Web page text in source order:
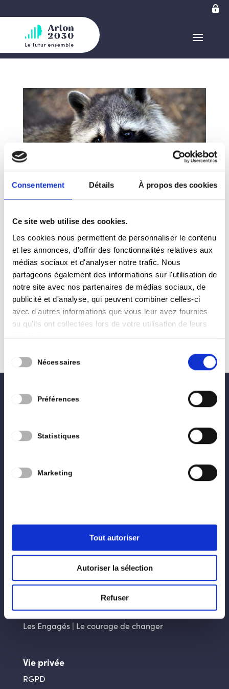
Consentement Détails À propos des cookies
Ce site web utilise des cookies.
Les cookies nous permettent de personnaliser le contenu
et les annonces, d'offrir des fonctionnalités relatives aux
médias sociaux et d'analyser notre trafic. Nous
partageons également des informations sur l'utilisation de
notre site avec nos partenaires de médias sociaux, de
publicité et d'analyse, qui peuvent combiner celles-ci
avec d'autres informations que vous leur avez fournies
ou qu'ils ont collectées lors de votre utilisation de leurs
services.
Nécessaires
Préférences
Statistiques
Marketing
Tout autoriser
Autoriser la sélection
Refuser
Compte rendu du conseil communal – 20 février
byPierre Philippe Balon|Fév 21, 2025|Conseil
Communal
Règlement d’ordre intérieur du Conseil
communal – approbation des modifications.
Quelques éléments ont été adaptés suite aux
évolutions législatives du Code de démocratie
0496 02 27 28
Nous
Contact
Liens utiles
La Province du Luxembourg
Génération Engagée
Les Engagés | Le courage de changer
Vie privée
RGPD